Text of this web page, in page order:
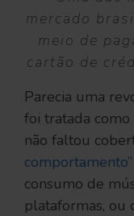
mercado
meio de
cartão de
Parecia uma
foi tratada
não faltou
comportamento”
consumo de
plataformas, ou